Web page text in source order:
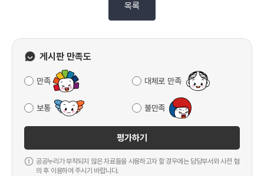
목록
게시판 만족도
만족 대체로 만족
보통 불만족
평가하기
공공누리가 부착되지 않은 자료들을 사용하고자 할 경우에는 담당부서와 사전 협
의 후 이용하여 주시기 바랍니다.